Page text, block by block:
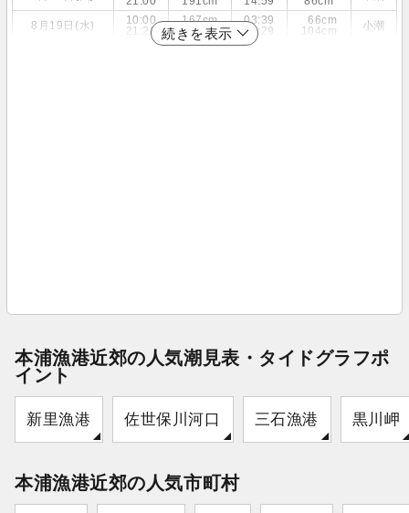
8月19日(水)
10:00
21:20
167cm
184cm
03:39
15:29
66cm
104cm
小潮
続きを表示
本浦漁港近郊の人気潮見表・タイドグラフポ
イント
新里漁港 佐世保川河口 三石漁港 黒川岬
本浦漁港近郊の人気市町村